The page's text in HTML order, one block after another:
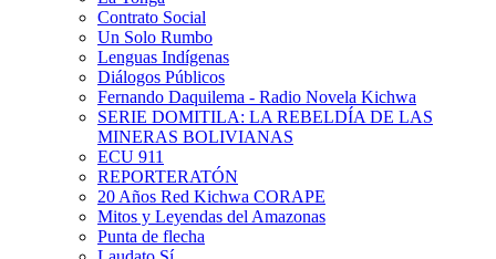
Contrato Social
Un Solo Rumbo
Lenguas Indígenas
Diálogos Públicos
Fernando Daquilema - Radio Novela Kichwa
SERIE DOMITILA: LA REBELDÍA DE LAS
MINERAS BOLIVIANAS
ECU 911
REPORTERATÓN
20 Años Red Kichwa CORAPE
Mitos y Leyendas del Amazonas
Punta de flecha